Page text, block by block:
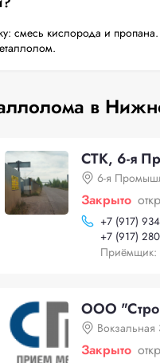
смесь кислорода и
в
СТК, 6-я
6-я
Закрыто
+7 (917)
+7 (917)
Приёмщик:
ООО
Вокзальная
Закрыто